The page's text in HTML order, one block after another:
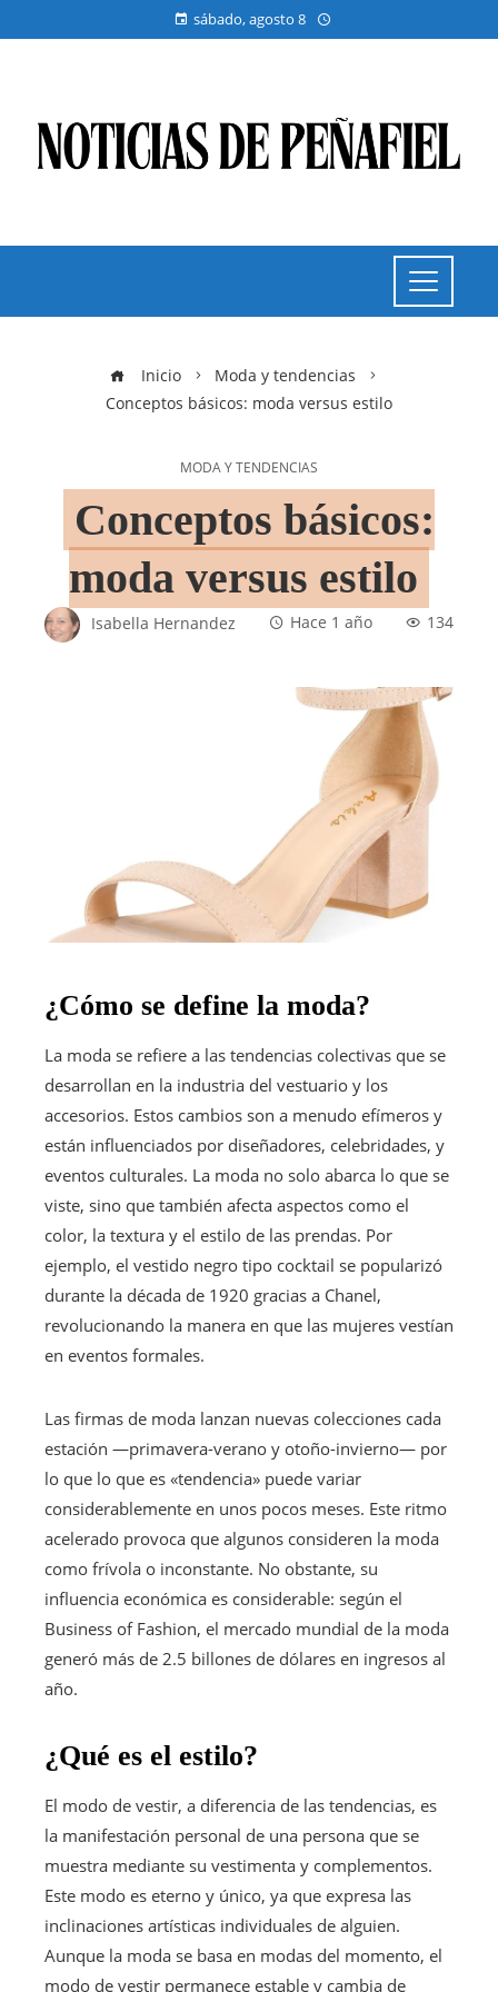
sábado, agosto 8
Inicio
Moda y tendencias
Conceptos básicos: moda versus estilo
MODA Y TENDENCIAS
Conceptos básicos:
moda versus estilo
Isabella Hernandez Hace 1 año 134
¿Cómo se define la moda?
La moda se refiere a las tendencias colectivas que se
desarrollan en la industria del vestuario y los
accesorios. Estos cambios son a menudo efímeros y
están influenciados por diseñadores, celebridades, y
eventos culturales. La moda no solo abarca lo que se
viste, sino que también afecta aspectos como el
color, la textura y el estilo de las prendas. Por
ejemplo, el vestido negro tipo cocktail se popularizó
durante la década de 1920 gracias a Chanel,
revolucionando la manera en que las mujeres vestían
en eventos formales.
Las firmas de moda lanzan nuevas colecciones cada
estación —primavera-verano y otoño-invierno— por
lo que lo que es «tendencia» puede variar
considerablemente en unos pocos meses. Este ritmo
acelerado provoca que algunos consideren la moda
como frívola o inconstante. No obstante, su
influencia económica es considerable: según el
Business of Fashion, el mercado mundial de la moda
generó más de 2.5 billones de dólares en ingresos al
año.
¿Qué es el estilo?
El modo de vestir, a diferencia de las tendencias, es
la manifestación personal de una persona que se
muestra mediante su vestimenta y complementos.
Este modo es eterno y único, ya que expresa las
inclinaciones artísticas individuales de alguien.
Aunque la moda se basa en modas del momento, el
modo de vestir permanece estable y cambia de